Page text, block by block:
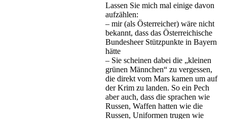
Lassen Sie mich mal einige davon
aufzählen:
– mir (als Österreicher) wäre nicht
bekannt, dass das Österreichische
Bundesheer Stützpunkte in Bayern
hätte
– Sie scheinen dabei die „kleinen
grünen Männchen“ zu vergessen,
die direkt vom Mars kamen um auf
der Krim zu landen. So ein Pech
aber auch, dass die sprachen wie
Russen, Waffen hatten wie die
Russen, Uniformen trugen wie